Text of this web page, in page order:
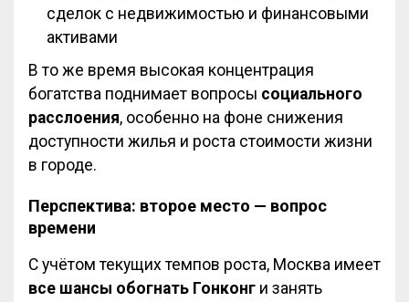
сделок с недвижимостью и финансовыми
активами
В то же время высокая концентрация
богатства поднимает вопросы социального
расслоения, особенно на фоне снижения
доступности жилья и роста стоимости жизни
в городе.
Перспектива: второе место — вопрос
времени
С учётом текущих темпов роста, Москва имеет
все шансы обогнать Гонконг и занять